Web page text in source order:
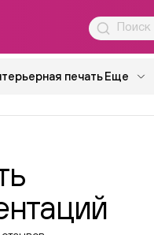
печать Еще